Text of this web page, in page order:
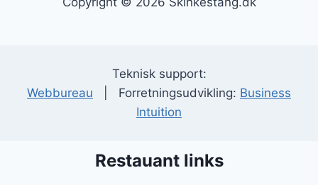
Teknisk support:
Webbureau | Forretningsudvikling: Business
Intuition
Restauant links